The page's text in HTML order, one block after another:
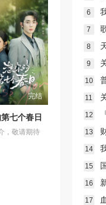
完结
七个春日
，敬请期待
6
7
8
9
10
11
12
13
14
15
16
17